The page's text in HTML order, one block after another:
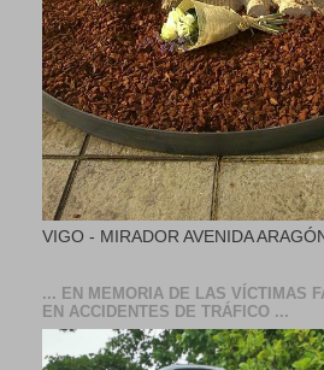
VIGO - MIRADOR AVENIDA
... EN MEMORIA DE LAS VÍCTIMAS
EN ACCIDENTES DE TRÁFICO ...